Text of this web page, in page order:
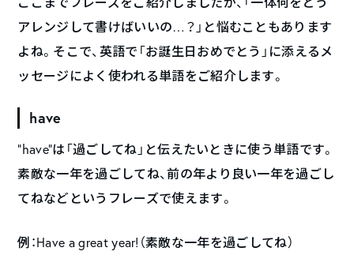
アレンジして書けばいいの…？」と悩むこともあります
よね。そこで、英語で「お誕生日おめでとう」に添えるメ
ッセージによく使われる単語をご紹介します。
have
“have”は「過ごしてね」と伝えたいときに使う単語です。
素敵な一年を過ごしてね、前の年より良い一年を過ごし
てねなどというフレーズで使えます。
例：Have a great year!（素敵な一年を過ごしてね）